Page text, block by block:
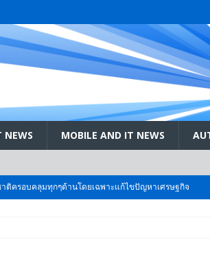
NEWS MOBILE AND IT NEWS
ครอบคลุมทุกๆด้านโดยเฉพาะแก้ไขปัญหาเศรษฐกิจ
2026 ที่คนรักรถ ไม่ควรพลาด 25 มีค. – 5